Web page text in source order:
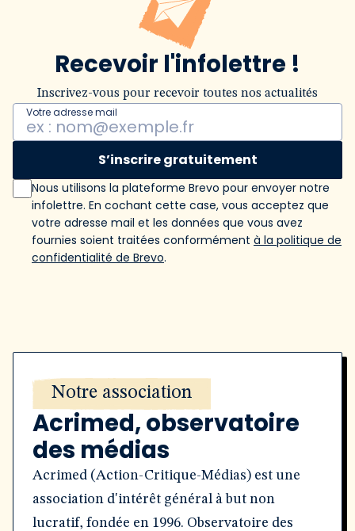
Recevoir l'infolettre !
Inscrivez-vous pour recevoir toutes nos actualités
Votre adresse mail
S’inscrire gratuitement
Nous utilisons la plateforme Brevo pour envoyer notre
infolettre. En cochant cette case, vous acceptez que
votre adresse mail et les données que vous avez
fournies soient traitées conformément à la politique de
confidentialité de Brevo.
Notre association
Acrimed, observatoire
des médias
Acrimed (Action-Critique-Médias) est une
association d'intérêt général à but non
lucratif, fondée en 1996. Observatoire des